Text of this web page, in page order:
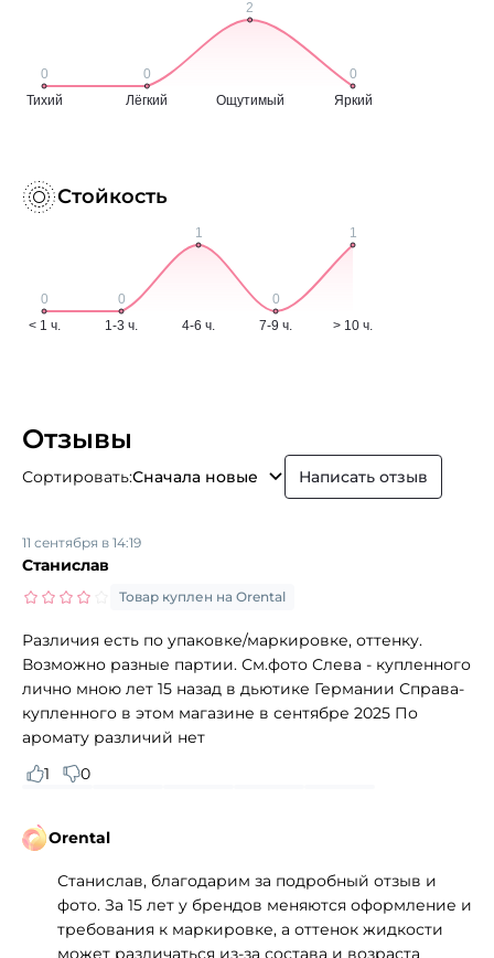
Стойкость
Отзывы
Сортировать:Сначала новые Написать отзыв
Станислав
11 сентября в 14:19
Товар куплен на Orental
Различия есть по упаковке/маркировке, оттенку.
Возможно разные партии. См.фото Слева - купленного
лично мною лет 15 назад в дьютике Германии Справа-
купленного в этом магазине в сентябре 2025 По
аромату различий нет
1
0
Orental
Станислав, благодарим за подробный отзыв и
фото. За 15 лет у брендов меняются оформление и
требования к маркировке, а оттенок жидкости
может различаться из‑за состава и возраста